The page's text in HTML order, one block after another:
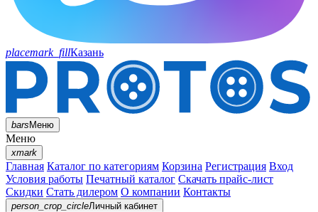
placemark_fillКазань
barsМеню
Меню
xmark
Главная Каталог по категориям Корзина Регистрация Вход
Условия работы Печатный каталог Скачать прайс-лист
Скидки Стать дилером О компании Контакты
person_crop_circleЛичный кабинет